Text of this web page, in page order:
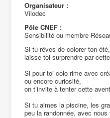
Organisateur :
Vilodec
Pôle CNEF :
Sensibilité ou membre
Si tu rêves de colorer ton été,
laisse-toi surprendre par
Si pour toi colo rime avec
ou encore curiosité,
on t’invite à tenter cette
Si tu aimes la piscine, les
peu la randonnée, avec nous